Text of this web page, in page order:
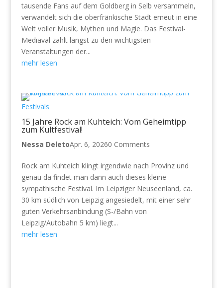
tausende Fans auf dem Goldberg in Selb versammeln,
verwandelt sich die oberfränkische Stadt erneut in eine
Welt voller Musik, Mythen und Magie. Das Festival-
Mediaval zählt längst zu den wichtigsten
Veranstaltungen der...
mehr lesen
Festivals
15 Jahre Rock am Kuhteich: Vom Geheimtipp
zum Kultfestival!
Nessa DeletoApr. 6, 20260 Comments
Rock am Kuhteich klingt irgendwie nach Provinz und
genau da findet man dann auch dieses kleine
sympathische Festival. Im Leipziger Neuseenland, ca.
30 km südlich von Leipzig angesiedelt, mit einer sehr
guten Verkehrsanbindung (S-/Bahn von
Leipzig/Autobahn 5 km) liegt...
mehr lesen